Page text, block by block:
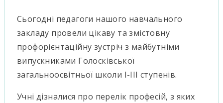
Сьогодні педагоги нашого навчального
закладу провели цікаву та змістовну
профорієнтаційну зустріч з майбутніми
випускниками Голосківської
загальноосвітньої школи I-III ступенів.
Учні дізналися про перелік професій, з яких